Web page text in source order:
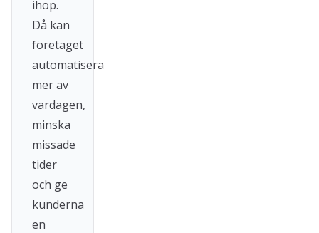
ihop.
Då kan
företaget
automatisera
mer av
vardagen,
minska
missade
tider
och ge
kunderna
en